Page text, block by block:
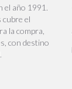
el año 1991.
cubre el
la compra,
con destino